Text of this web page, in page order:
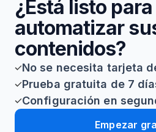
¿Está listo para
automatizar
contenidos?
No se necesita tarjeta
Prueba gratuita de 7
Configuración en
Empezar